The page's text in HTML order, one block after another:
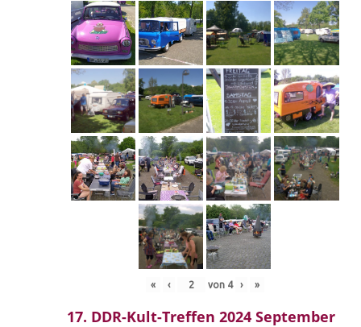
« ‹ von 4 › »
17. DDR-Kult-Treffen 2024 September